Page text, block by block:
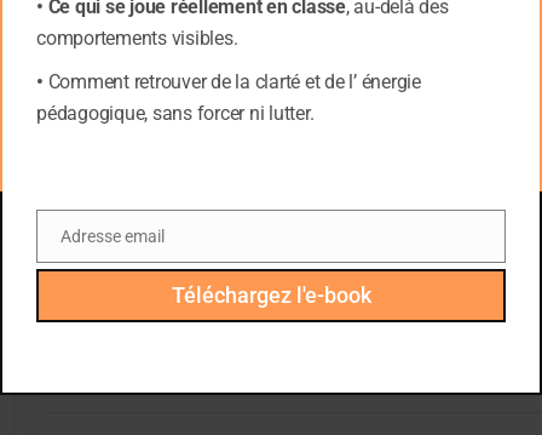
« Psychologie sociale. Textes fondamentaux anglais et
l’auteur du « Manuel visuel de psychologie sociale »
Cliquez ici
• Ce qui se joue réellement en classe, au-delà des
comportements visibles.
• Comment retrouver de la clarté et de l’ énergie
pédagogique, sans forcer ni lutter.
Email
Adresse email
Téléchargez l'e-book